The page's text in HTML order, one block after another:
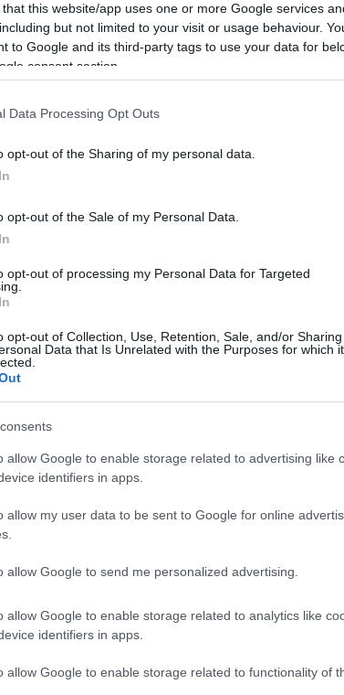
that this website/app uses one or more Google services
but not limited to your visit or usage behaviour.
to Google and its third-party tags to use your data for
consent section.
Data Processing Opt Outs
opt-out of the Sharing of my personal data.
opt-out of the Sale of my Personal Data.
opt-out of processing my Personal Data for Targeted
opt-out of Collection, Use, Retention, Sale, and/or Sharing
Data that Is Unrelated with the Purposes for which it
allow Google to enable storage related to advertising like
identifiers in apps.
allow my user data to be sent to Google for online
allow Google to send me personalized advertising.
allow Google to enable storage related to analytics like
identifiers in apps.
allow Google to enable storage related to functionality of
az európai festészeti hagyományokhoz,
jellegét erősíti az a mély gondolatiság, amely
alapul véve – sokszor reneszánsz kertek és
ódon könyvtári enteriőrök, melyek a tudás
amelyben saját festményeit egy belső,
kapcsolódik, hiszen a művész idén töltötte
26-ig megtekinthető tárlatán legújabb
Tóth Károly művészettörténész nyitja meg